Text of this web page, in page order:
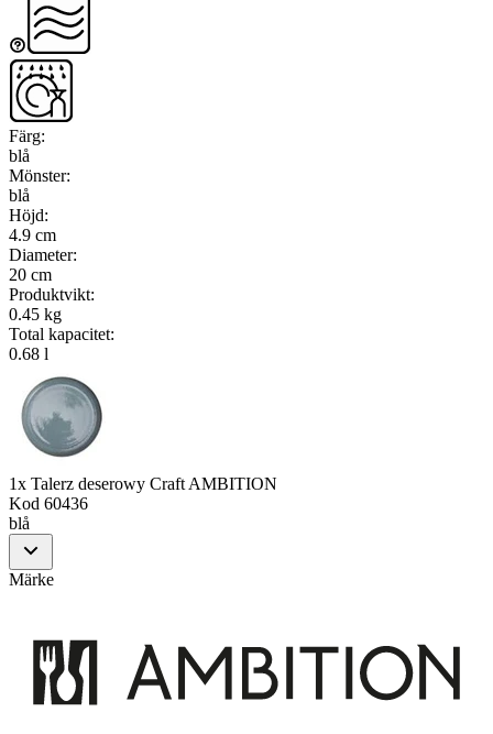
Färg:
blå
Mönster:
blå
Höjd:
4.9 cm
Diameter:
20 cm
Produktvikt:
0.45 kg
Total kapacitet:
0.68 l
1x Talerz deserowy Craft AMBITION
Kod 60436
blå
Märke